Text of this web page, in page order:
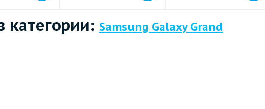
категории: Samsung Galaxy Grand